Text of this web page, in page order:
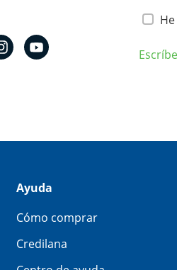
Ayuda
Cómo comprar
Credilana